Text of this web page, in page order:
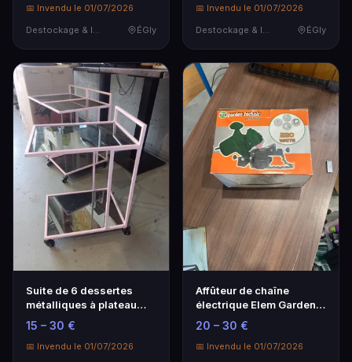
📅 Invendu le 01/07/2026
Destockage & Invendus
ÉGly
📅 Invendu le 01/07/2026
Destockage & Invendus
ÉGly
Suite de 6 dessertes
métalliques à plateau
miroir et structu…
15 – 30 €
📅 Invendu le 01/07/2026
Affûteur de chaîne
électrique Elem Garden
Technic AFE220, 22…
20 – 30 €
📅 Invendu le 01/07/2026